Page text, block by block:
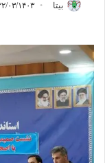
بیتا ۲۲/۰۳/